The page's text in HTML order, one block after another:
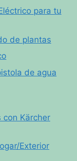
para tu
de plantas
de agua
con Kärcher
Exterior